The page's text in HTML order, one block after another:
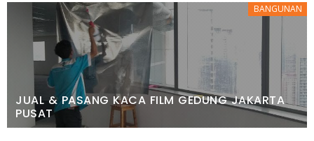
BANGUNAN
JUAL & PASANG KACA FILM GEDUNG JAKARTA
PUSAT